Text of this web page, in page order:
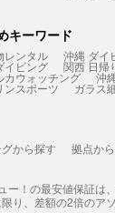
キーワード
レンタル 沖縄 ダイ
イビング 関西 日帰
カウォッチング 沖
ンスポーツ ガラス
から探す 拠点か
ー！の最安値保証は
り、差額の2倍のア